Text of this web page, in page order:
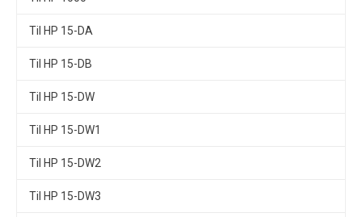
Til HP 15-DA
Til HP 15-DB
Til HP 15-DW
Til HP 15-DW1
Til HP 15-DW2
Til HP 15-DW3